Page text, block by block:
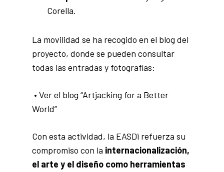
Corella.
La movilidad se ha recogido en el blog del
proyecto, donde se pueden consultar
todas las entradas y fotografías:
• Ver el blog “Artjacking for a Better
World”
Con esta actividad, la EASDi refuerza su
compromiso con la internacionalización,
el arte y el diseño como herramientas